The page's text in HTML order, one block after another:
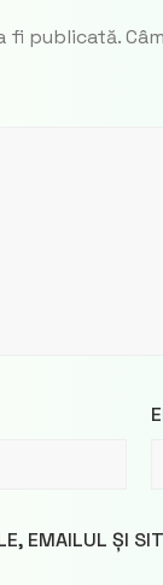
fi publicată.
EMAILUL ȘI